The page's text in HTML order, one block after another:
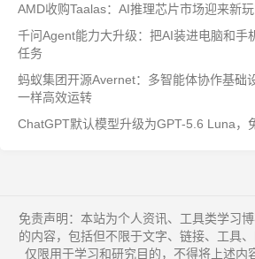
AMD收购Taalas：AI推理芯片市场迎来新
千问Agent能力大升级：把AI装进电脑和手
任务
蚂蚁集团开源Avernet：多智能体协作基础
一样高效运转
ChatGPT默认模型升级为GPT-5.6 Luna，
免责声明：本站为个人资讯、工具类学习
的内容，包括但不限于文字、链接、工具
仅限用于学习和研究目的，不得将上述内